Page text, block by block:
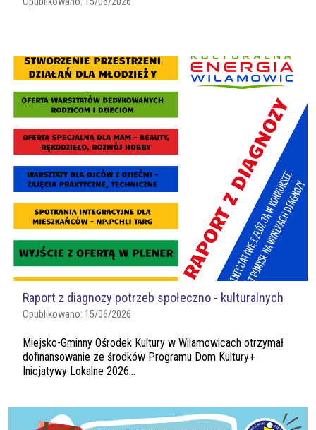
Raport z diagnozy potrzeb społeczno - kulturalnych
Opublikowano: 15/06/2026
Miejsko-Gminny Ośrodek Kultury w Wilamowicach otrzymał
dofinansowanie ze środków Programu Dom Kultury+
Inicjatywy Lokalne 2026...